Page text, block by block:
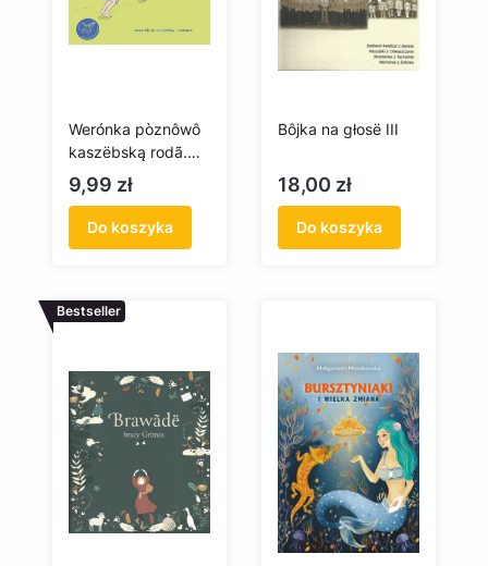
Werónka pòznôwô
kaszëbską rodã.
Zesziwk do
malënków i zabawë
Cena
9,99 zł
Do koszyka
Bôjka na głosë III
Cena
18,00 zł
Do koszyka
Bestseller